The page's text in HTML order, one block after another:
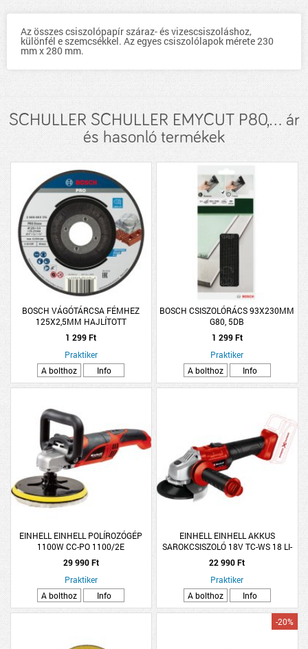
Az összes csiszolópapír száraz- és vizescsiszoláshoz,
különfél e szemcsékkel. Az egyes csiszolólapok mérete 230
mm x 280 mm.
SCHULLER SCHULLER EMYCUT P80,... ár
és hasonló termékek
BOSCH VÁGÓTÁRCSA FÉMHEZ
125X2,5MM HAJLÍTOTT
1 299 Ft
Praktiker
A bolthoz
Info
BOSCH CSISZOLÓRÁCS 93X230MM
G80, 5DB
1 299 Ft
Praktiker
A bolthoz
Info
EINHELL EINHELL POLÍROZÓGÉP
1100W CC-PO 1100/2E
TARTOZÉKOKKAL
29 990 Ft
Praktiker
A bolthoz
Info
EINHELL EINHELL AKKUS
SAROKCSISZOLÓ 18V TC-WS 18 LI-
SOLO AKKU, TÖLTŐ ÉS
VÁGÓKORONG NÉLKÜL
22 990 Ft
Praktiker
A bolthoz
Info
-20%